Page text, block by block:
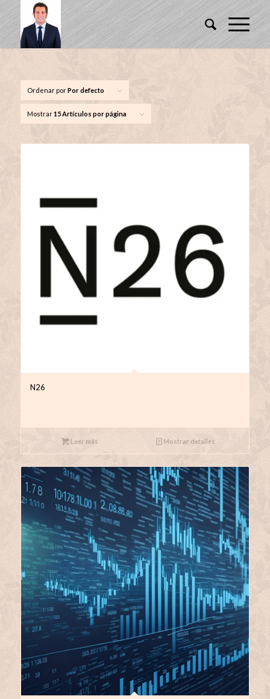
Ordenar porPor defecto
Mostrar15 Artículos por página
N26
Leer más Mostrar detalles